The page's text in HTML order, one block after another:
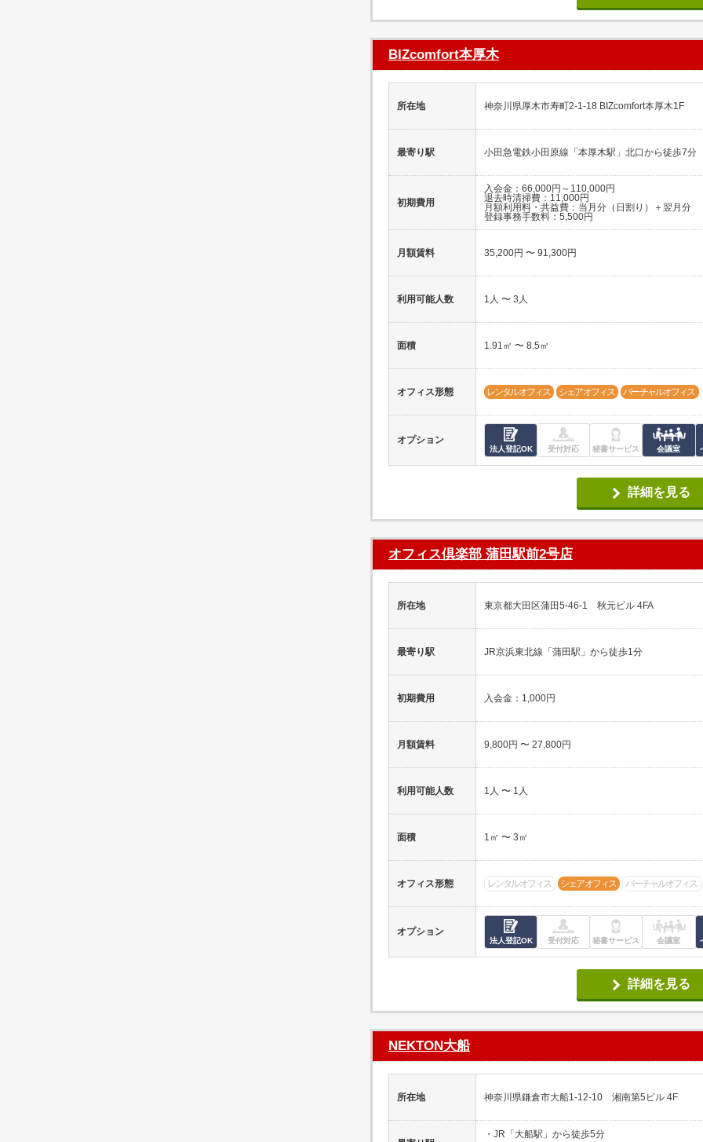
BIZcomfort本厚木
所在地 神奈川県厚木市寿町2-1-18 BIZcomfort本厚木1F
最寄り駅 小田急電鉄小田原線「本厚木駅」北口から徒歩7分
初期費用
入会金：66,000円～110,000円
退去時清掃費：11,000円
月額利用料・共益費：当月分（日割り）＋翌月分
登録事務手数料：5,500円
月額賃料 35,200円 〜 91,300円
利用可能人数 1人 〜 3人
面積 1.91㎡ 〜 8.5㎡
オフィス形態 レンタルオフィス シェアオフィス バーチャルオフィス
オプション
法人登記OK 受付対応 秘書サービス 会議室
詳細を見る
オフィス倶楽部 蒲田駅前2号店
所在地 東京都大田区蒲田5-46-1 秋元ビル 4FA
最寄り駅 JR京浜東北線「蒲田駅」から徒歩1分
初期費用 入会金：1,000円
月額賃料 9,800円 〜 27,800円
利用可能人数 1人 〜 1人
面積 1㎡ 〜 3㎡
オフィス形態 レンタルオフィス シェアオフィス バーチャルオフィス
オプション
法人登記OK 受付対応 秘書サービス 会議室
詳細を見る
NEKTON大船
所在地 神奈川県鎌倉市大船1-12-10 湘南第5ビル 4F
・JR「大船駅」から徒歩5分